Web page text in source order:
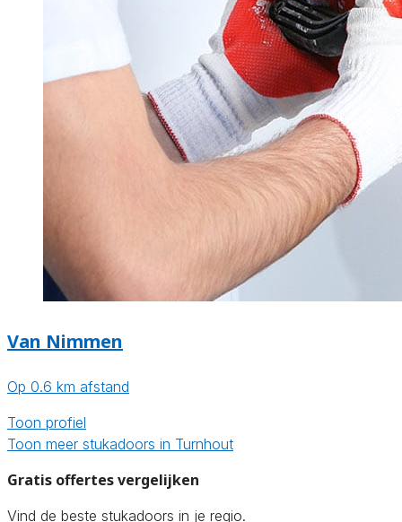
Van Nimmen
Op 0.6 km afstand
Toon profiel
Toon meer stukadoors in Turnhout
Gratis offertes vergelijken
Vind de beste stukadoors in je regio.